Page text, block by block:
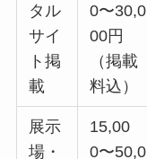
タル
サイ
ト掲
載
0〜30,0
00円
（掲載
料込）
展示
場・
15,00
0〜50,0